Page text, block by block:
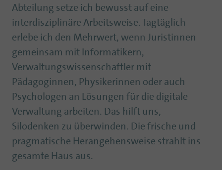
Abteilung setze ich bewusst auf eine
interdisziplinäre Arbeitsweise. Tagtäglich
erlebe ich den Mehrwert, wenn Juristinnen
gemeinsam mit Informatikern,
Verwaltungswissenschaftler mit
Pädagoginnen, Physikerinnen oder auch
Psychologen an Lösungen für die digitale
Verwaltung arbeiten. Das hilft uns,
Silodenken zu überwinden. Die frische und
pragmatische Herangehensweise strahlt ins
gesamte Haus aus.